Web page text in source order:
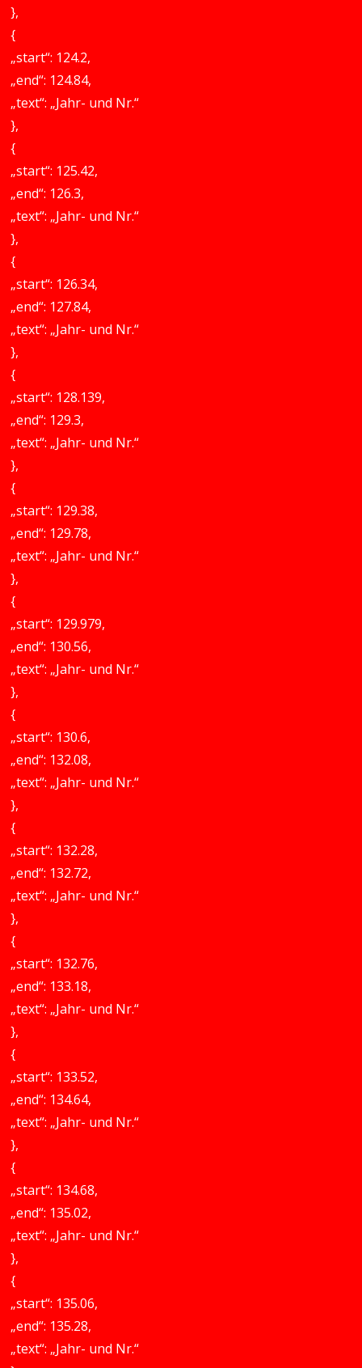
},
{
„start“: 124.2,
„end“: 124.84,
„text“: „Jahr- und Nr.“
},
{
„start“: 125.42,
„end“: 126.3,
„text“: „Jahr- und Nr.“
},
{
„start“: 126.34,
„end“: 127.84,
„text“: „Jahr- und Nr.“
},
{
„start“: 128.139,
„end“: 129.3,
„text“: „Jahr- und Nr.“
},
{
„start“: 129.38,
„end“: 129.78,
„text“: „Jahr- und Nr.“
},
{
„start“: 129.979,
„end“: 130.56,
„text“: „Jahr- und Nr.“
},
{
„start“: 130.6,
„end“: 132.08,
„text“: „Jahr- und Nr.“
},
{
„start“: 132.28,
„end“: 132.72,
„text“: „Jahr- und Nr.“
},
{
„start“: 132.76,
„end“: 133.18,
„text“: „Jahr- und Nr.“
},
{
„start“: 133.52,
„end“: 134.64,
„text“: „Jahr- und Nr.“
},
{
„start“: 134.68,
„end“: 135.02,
„text“: „Jahr- und Nr.“
},
{
„start“: 135.06,
„end“: 135.28,
„text“: „Jahr- und Nr.“